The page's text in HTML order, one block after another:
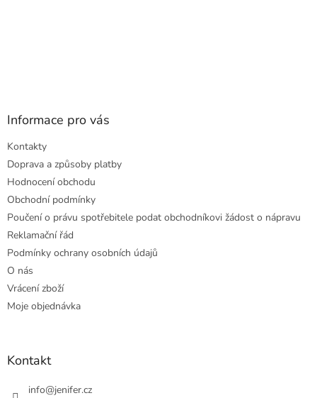
Informace pro vás
Kontakty
Doprava a způsoby platby
Hodnocení obchodu
Obchodní podmínky
Poučení o právu spotřebitele podat obchodníkovi žádost o nápravu
Reklamační řád
Podmínky ochrany osobních údajů
O nás
Vrácení zboží
Moje objednávka
Kontakt
info@jenifer.cz